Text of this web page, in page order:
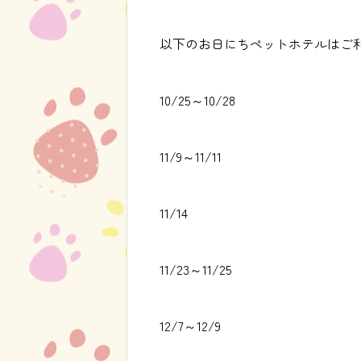
以下のお日にちペットホテルはご
10/25～10/28
11/9～11/11
11/14
11/23～11/25
12/7～12/9